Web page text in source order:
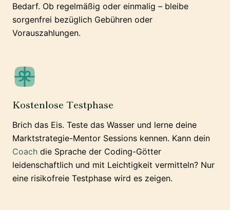
Bedarf. Ob regelmäßig oder einmalig – bleibe
sorgenfrei bezüglich Gebühren oder
Vorauszahlungen.
Kostenlose Testphase
Brich das Eis. Teste das Wasser und lerne deine
Marktstrategie-Mentor Sessions kennen. Kann dein
Coach die Sprache der Coding-Götter
leidenschaftlich und mit Leichtigkeit vermitteln? Nur
eine risikofreie Testphase wird es zeigen.